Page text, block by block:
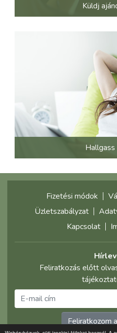
Küldj
Hallgass
Fizetési módok
Üzletszabályzat
Kapcsolat
Feliratkozás előtt
Feliratkozom